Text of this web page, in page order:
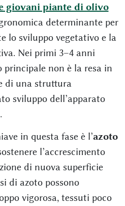
giovani piante di olivo
determinante per
lo sviluppo vegetativo e la
Nei primi 3–4 anni
principale non è la resa in
di una struttura
sviluppo dell’apparato
in questa fase è l’azoto
l’accrescimento
di nuova superficie
di azoto possono
vigorosa, tessuti poco